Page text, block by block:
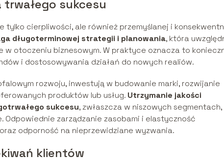
sukcesu
tylko cierpliwości, ale również przemyślanej i
długoterminowej strategii i planowania, która
otoczeniu biznesowym. W praktyce oznacza to
i dostosowywania działań do nowych realiów.
rozwoju, inwestują w budowanie marki, rozwijanie
produktów lub usług. Utrzymanie jakości
sukcesu, zwłaszcza w niszowych segmentach,
zarządzanie zasobami i elastyczność
odporność na nieprzewidziane wyzwania.
klientów